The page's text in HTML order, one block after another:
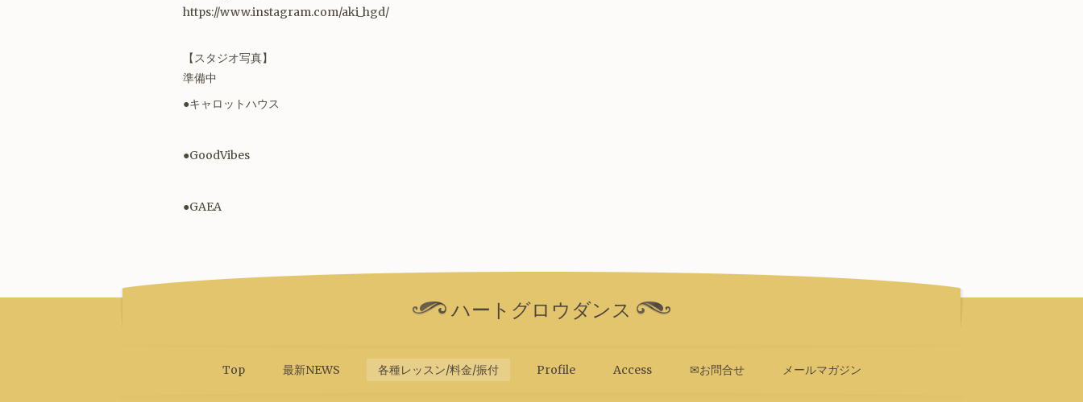
https://www.instagram.com/aki_hgd/
【スタジオ写真】
準備中
●キャロットハウス
●GoodVibes
●GAEA
ハートグロウダンス
Top 最新NEWS 各種レッスン/料金/振付 Profile Access ✉お問合せ メールマガジン